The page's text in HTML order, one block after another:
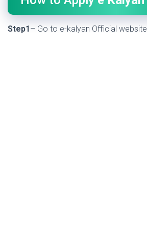
Step1 – Go to e-kalyan Official website